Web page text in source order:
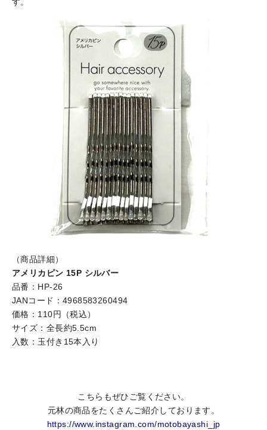
す。
（商品詳細）
アメリカピン 15P シルバー
品番：HP-26
JANコード：4968583260494
価格：110円（税込）
サイズ：全長約5.5cm
入数：玉付き15本入り
こちらもぜひご覧ください。
元林の商品をたくさんご紹介しております。
https://www.instagram.com/motobayashi_jp